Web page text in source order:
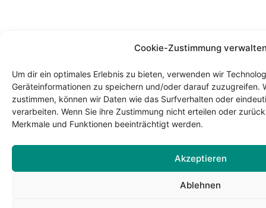
Cookie-Zustimmung
Um dir ein optimales Erlebnis zu bieten, verwenden wir
Geräteinformationen zu speichern und/oder darauf zuzugreifen.
zustimmen, können wir Daten wie das Surfverhalten oder
verarbeiten. Wenn Sie ihre Zustimmung nicht erteilen oder
Merkmale und Funktionen beeinträchtigt werden.
Akzeptieren
Ablehnen